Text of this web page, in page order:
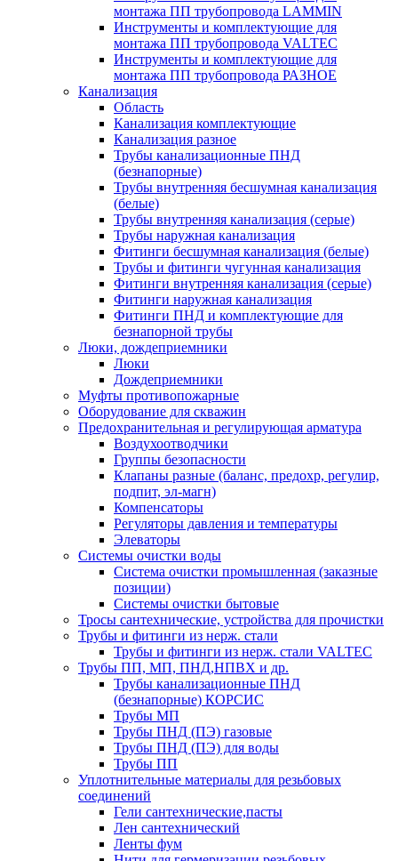
монтажа ПП трубопровода LAMMIN
Инструменты и комплектующие для
монтажа ПП трубопровода VALTEC
Инструменты и комплектующие для
монтажа ПП трубопровода РАЗНОЕ
Канализация
Область
Канализация комплектующие
Канализация разное
Трубы канализационные ПНД
(безнапорные)
Трубы внутренняя бесшумная канализация
(белые)
Трубы внутренняя канализация (серые)
Трубы наружная канализация
Фитинги бесшумная канализация (белые)
Трубы и фитинги чугунная канализация
Фитинги внутренняя канализация (серые)
Фитинги наружная канализация
Фитинги ПНД и комплектующие для
безнапорной трубы
Люки, дождеприемники
Люки
Дождеприемники
Муфты противопожарные
Оборудование для скважин
Предохранительная и регулирующая арматура
Воздухоотводчики
Группы безопасности
Клапаны разные (баланс, предохр, регулир,
подпит, эл-магн)
Компенсаторы
Регуляторы давления и температуры
Элеваторы
Системы очистки воды
Система очистки промышленная (заказные
позиции)
Системы очистки бытовые
Тросы сантехнические, устройства для прочистки
Трубы и фитинги из нерж. стали
Трубы и фитинги из нерж. стали VALTEC
Трубы ПП, МП, ПНД,НПВХ и др.
Трубы канализационные ПНД
(безнапорные) КОРСИС
Трубы МП
Трубы ПНД (ПЭ) газовые
Трубы ПНД (ПЭ) для воды
Трубы ПП
Уплотнительные материалы для резьбовых
соединений
Гели сантехнические,пасты
Лен сантехнический
Ленты фум